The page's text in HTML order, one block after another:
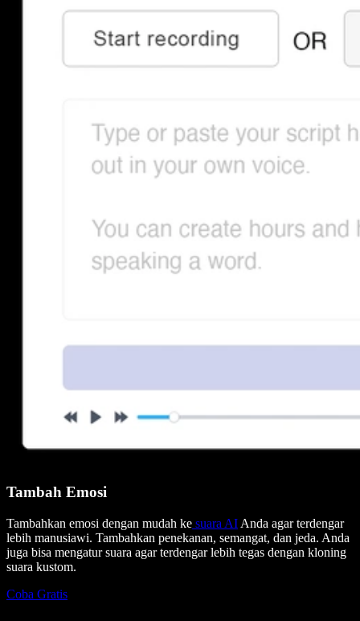
Tambah Emosi
Tambahkan emosi dengan mudah ke suara AI Anda agar terdengar
lebih manusiawi. Tambahkan penekanan, semangat, dan jeda. Anda
juga bisa mengatur suara agar terdengar lebih tegas dengan kloning
suara kustom.
Coba Gratis